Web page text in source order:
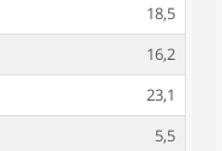
18,5
16,2
23,1
5,5